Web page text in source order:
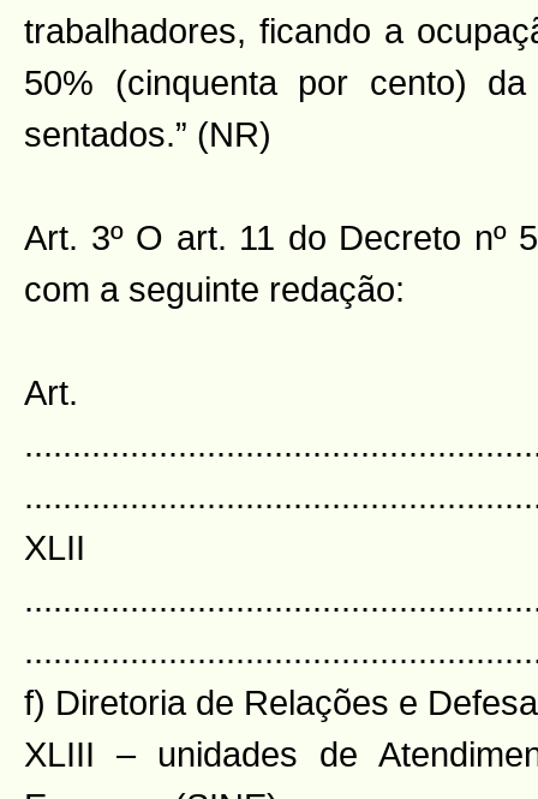
trabalhadores, ficando a
50% (cinquenta por cento)
sentados.” (NR)
Art. 3º O art. 11 do Decreto nº
com a seguinte redação:
Art.
f) Diretoria de Relações e
XLIII – unidades de